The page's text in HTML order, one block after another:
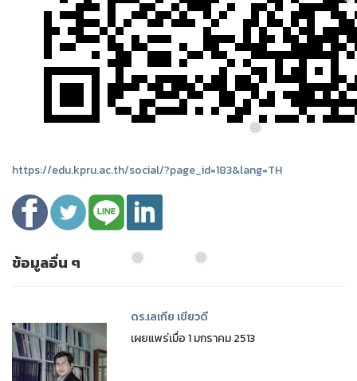
https://edu.kpru.ac.th/social/?page_id=183&lang=TH
ข้อมูลอื่น ๆ
ดร.เลเกีย เขียวดี
เผยแพร่เมื่อ 1 มกราคม 2513
❅